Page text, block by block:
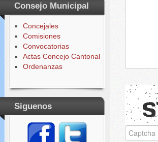
Consejo Municipal
Concejales
Comisiones
Convocatorias
Actas Concejo Cantonal
Ordenanzas
Siguenos